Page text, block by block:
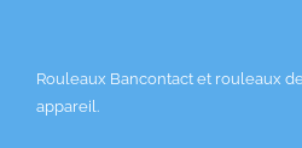
Rouleaux Bancontact et rouleaux
appareil.